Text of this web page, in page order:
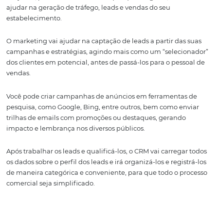
Mais do que batalhar para simplesmente conquistar
gestão de vendas e fluxo de oportunidades com
cliente em potencial. E a tecnologia do CRM é capaz de
todo esse suporte, mesmo diante de mudanças
Um bom software mantém e controle sobre todo o
vendas da sua propriedade hoteleira e zela pelo bom
relacionamento com o hóspede rotineiro, o hóspede em
oportunidades de negócios e dinamiza suas tomadas
decisão, sem se sujeitar a comissões extras em soluções
ou terceirizadas.